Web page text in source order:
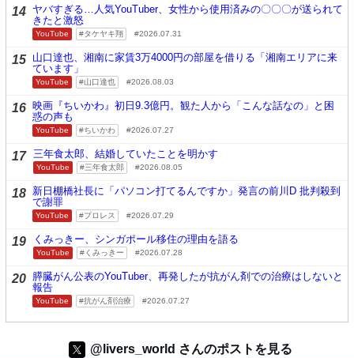
14 ヤバすぎる…人気YouTuber、女性から使用済みの〇〇〇が送られて
きたと激怒
YouTube タケヤキ翔 2026.07.31
15 山口達也、湘南に家賃3万4000円の部屋を借りる「湘南エリアに来
ています」
YouTube 山口達也 2026.08.03
16 映画『ちいかわ』初日9.3億円。観た人から「こんな話なの」と困
惑の声も
YouTube ちいかわ 2026.07.27
17 三年食太郎、結婚していたことを明かす
YouTube 三年食太郎 2026.08.05
18 新日棚橋社長に「パソコン打てるんですか」発言の前川D 批判殺到
で謝罪
YouTube プロレス 2026.07.29
19 くみっきー、シンガポール移住の理由を語る
YouTube くみっきー 2026.07.28
20 膵臓がん公表のYouTuber、再発したが抗がん剤での治療はしないと
報告
YouTube 抗がん剤治療 2026.07.27
@livers_world さんのポストを見る